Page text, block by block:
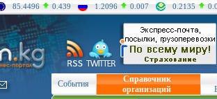
85.4496 0.439 1.2096 0.007 0.2135
События
Справочник
организаций